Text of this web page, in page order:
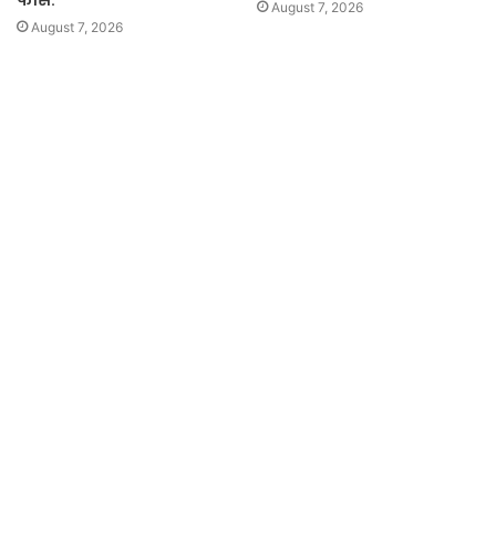
August 7, 2026
August 7, 2026